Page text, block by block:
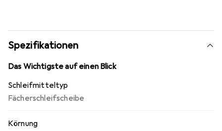
Spezifikationen
Das Wichtigste auf einen Blick
Schleifmitteltyp
Fächerschleifscheibe
Körnung